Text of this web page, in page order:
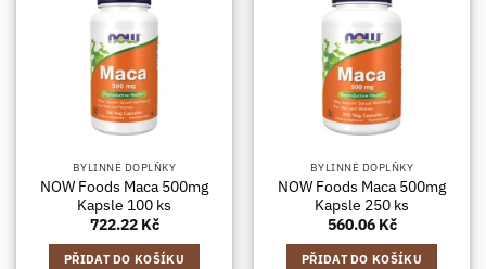
BYLINNÉ DOPLŇKY
NOW Foods Maca 500mg
Kapsle 100 ks
722.22 Kč
PŘIDAT DO KOŠÍKU
BYLINNÉ DOPLŇKY
NOW Foods Maca 500mg
Kapsle 250 ks
560.06 Kč
PŘIDAT DO KOŠÍKU